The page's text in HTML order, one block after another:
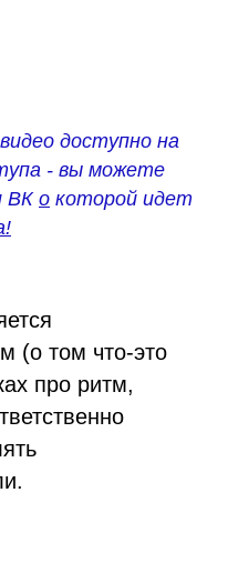
доступно на
- вы можете
ВК о которой идет
(о том что-это
про ритм,